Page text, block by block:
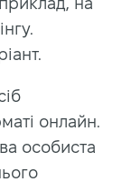
онлайн.
особиста